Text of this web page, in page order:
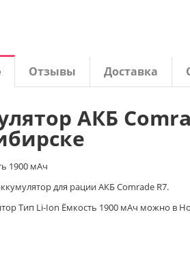
Отзывы Доставка
АКБ
1900 мАч
для рации АКБ Comrade R7.
Тип Li-Ion Ёмкость 1900 мАч можно в